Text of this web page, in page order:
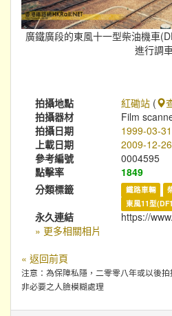
廣鐵廣段的東風十一型柴油機車
進行調車
拍攝地點 紅磡站 (
拍攝器材
Film
拍攝日期
1999-03-31
上載日期
2009-12-26
參考編號
0004595
點擊率
1849
分類標籤
鐵路車輛
東風11型
永久連結
https://
» 更多相關相片
« 返回前頁
注意：為保障私隱，二零零八年或以後
非必要之人臉模糊處理